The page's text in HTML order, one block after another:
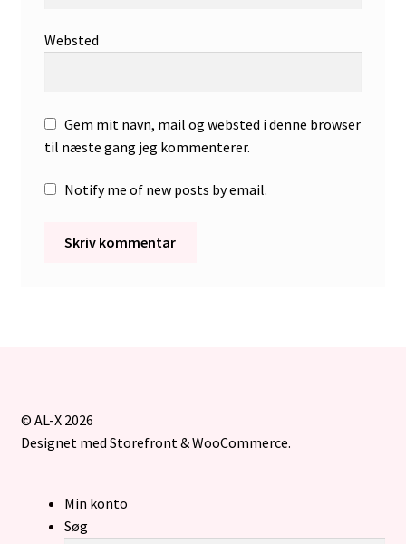
Websted
Gem mit navn, mail og websted i denne browser
til næste gang jeg kommenterer.
Notify me of new posts by email.
© AL-X 2026
Designet med Storefront & WooCommerce.
Min konto
Søg